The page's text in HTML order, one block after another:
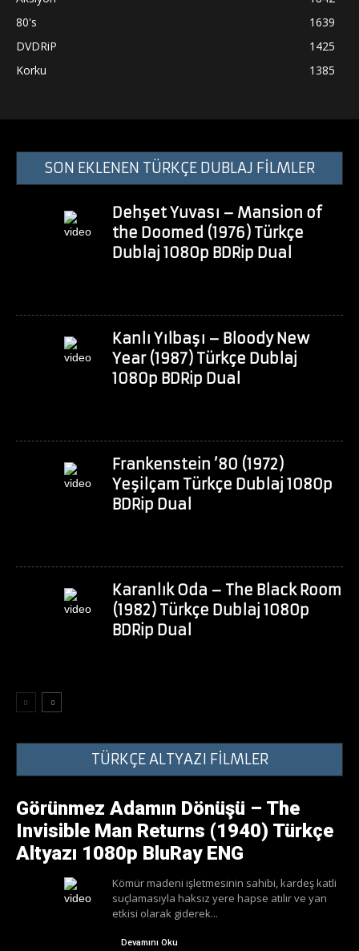
80's
1639
DVDRiP
1425
Korku
1385
SON EKLENEN TÜRKÇE DUBLAJ FİLMLER
Dehşet Yuvası – Mansion of
the Doomed (1976) Türkçe
Dublaj 1080p BDRip Dual
Kanlı Yılbaşı – Bloody New
Year (1987) Türkçe Dublaj
1080p BDRip Dual
Frankenstein ’80 (1972)
Yeşilçam Türkçe Dublaj 1080p
BDRip Dual
Karanlık Oda – The Black Room
(1982) Türkçe Dublaj 1080p
BDRip Dual
TÜRKÇE ALTYAZI FİLMLER
Görünmez Adamın Dönüşü – The
Invisible Man Returns (1940) Türkçe
Altyazı 1080p BluRay ENG
Kömür madeni işletmesinin sahibi, kardeş katli
suçlamasıyla haksız yere hapse atılır ve yan
etkisi olarak giderek...
Devamını Oku